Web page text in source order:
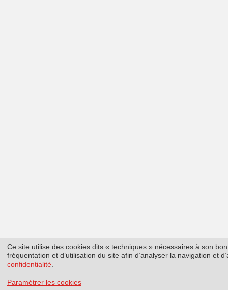
Ce site utilise des cookies dits « techniques » nécessaires à son
fréquentation et d’utilisation du site afin d’analyser la navigation et
confidentialité
Paramétrer les cookies